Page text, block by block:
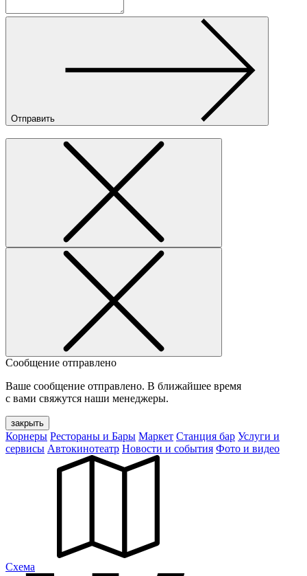
Отправить
Сообщение отправлено
Ваше сообщение отправлено. В ближайшее время
с вами свяжутся наши менеджеры.
закрыть
Корнеры Рестораны и Бары Маркет Станция бар Услуги и
сервисы Автокинотеатр Новости и события Фото и видео
Cхема